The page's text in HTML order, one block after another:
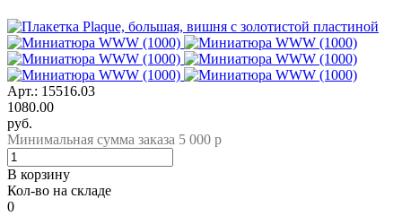
Арт.: 15516.03
1080.00
руб.
Минимальная сумма заказа 5 000 р
В корзину
Кол-во на складе
0